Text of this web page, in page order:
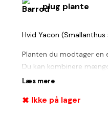
plug plante
Hvid Yacon
Planten du modtager en
Du kan kombinere
Da dette er en
Hvis denne specialvare
Læs mere
Ikke på lager